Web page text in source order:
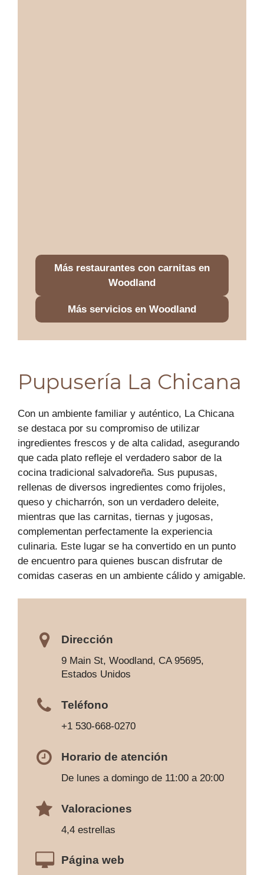
Más restaurantes con carnitas en
Woodland
Más servicios en Woodland
Pupusería La Chicana
Con un ambiente familiar y auténtico, La Chicana
se destaca por su compromiso de utilizar
ingredientes frescos y de alta calidad, asegurando
que cada plato refleje el verdadero sabor de la
cocina tradicional salvadoreña. Sus pupusas,
rellenas de diversos ingredientes como frijoles,
queso y chicharrón, son un verdadero deleite,
mientras que las carnitas, tiernas y jugosas,
complementan perfectamente la experiencia
culinaria. Este lugar se ha convertido en un punto
de encuentro para quienes buscan disfrutar de
comidas caseras en un ambiente cálido y amigable.
Dirección
9 Main St, Woodland, CA 95695,
Estados Unidos
Teléfono
+1 530-668-0270
Horario de atención
De lunes a domingo de 11:00 a 20:00
Valoraciones
4,4 estrellas
Página web